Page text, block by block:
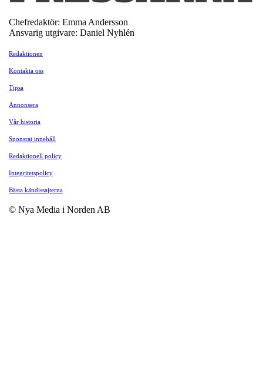
Chefredaktör: Emma Andersson
Ansvarig utgivare: Daniel Nyhlén
Redaktionen
Kontakta oss
Tipsa
Annonsera
Vår historia
Sponsrat innehåll
Redaktionell policy
Integritetspolicy
Bästa kändissajterna
© Nya Media i Norden AB